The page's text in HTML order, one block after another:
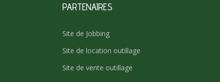
PARTENAIRES
Site de Jobbing
Site de location outillage
Site de vente outillage